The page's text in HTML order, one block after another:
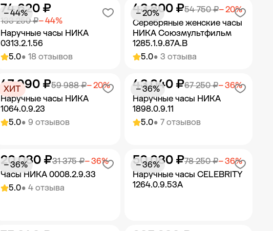
Добавить в корзину Добавить в корзину
5.0• 18 отзывов
Наручные часы НИКА
0313.2.1.56
133 250 ₽− 44%
74 620 ₽
− 44%
Добавить в корзину
5.0• 3 отзыва
Серебряные женские часы
НИКА Союзмультфильм
1285.1.9.87A.B
54 750 ₽− 20%
43 800 ₽
− 20%
Добавить в корзину
5.0• 9 отзывов
Наручные часы НИКА
1064.0.9.23
59 988 ₽− 20%
47 990 ₽
ХИТ
Добавить в корзину
5.0• 7 отзывов
Наручные часы НИКА
1898.0.9.11
67 250 ₽− 36%
43 040 ₽
− 36%
Добавить в корзину
5.0• 4 отзыва
Часы НИКА 0008.2.9.33
31 375 ₽− 36%
20 080 ₽
− 36%
Наручные часы CELEBRITY
1264.0.9.53A
78 250 ₽− 36%
50 080 ₽
− 36%